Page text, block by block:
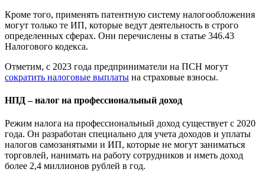
Кроме того, применять патентную систему налогообложения
могут только те ИП, которые ведут деятельность в строго
определенных сферах. Они перечислены в статье 346.43
Налогового кодекса.
Отметим, с 2023 года предприниматели на ПСН могут
сократить налоговые выплаты на страховые взносы.
НПД – налог на профессиональный доход
Режим налога на профессиональный доход существует с 2020
года. Он разработан специально для учета доходов и уплаты
налогов самозанятыми и ИП, которые не могут заниматься
торговлей, нанимать на работу сотрудников и иметь доход
более 2,4 миллионов рублей в год.